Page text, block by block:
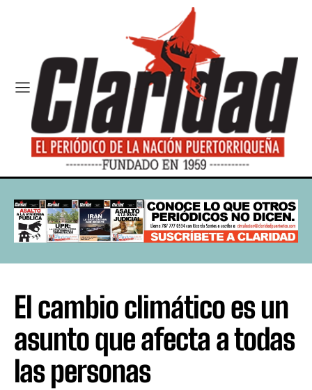
El cambio climático es un
asunto que afecta a todas
las personas